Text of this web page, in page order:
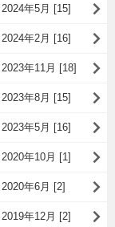
2024年5月 [15]
2024年2月 [16]
2023年11月 [18]
2023年8月 [15]
2023年5月 [16]
2020年10月 [1]
2020年6月 [2]
2019年12月 [2]